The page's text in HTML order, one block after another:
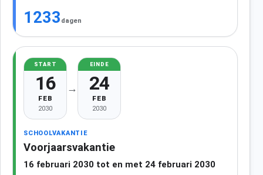
1233 dagen
START
16
FEB
2030
→
EINDE
24
FEB
2030
SCHOOLVAKANTIE
Voorjaarsvakantie
16 februari 2030 tot en met 24 februari 2030